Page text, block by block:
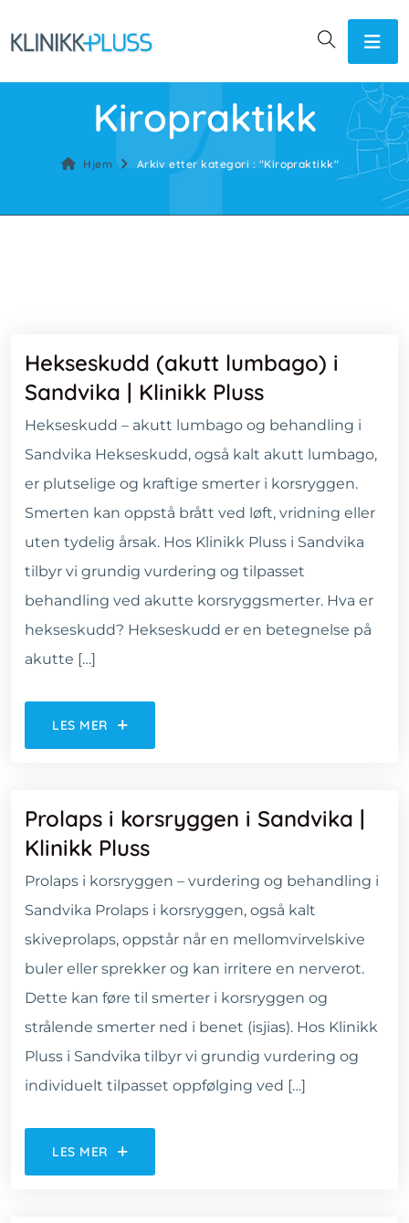
Kiropraktikk
Hjem Arkiv etter kategori : "Kiropraktikk"
Hekseskudd (akutt lumbago) i
Sandvika | Klinikk Pluss
Hekseskudd – akutt lumbago og behandling i
Sandvika Hekseskudd, også kalt akutt lumbago,
er plutselige og kraftige smerter i korsryggen.
Smerten kan oppstå brått ved løft, vridning eller
uten tydelig årsak. Hos Klinikk Pluss i Sandvika
tilbyr vi grundig vurdering og tilpasset
behandling ved akutte korsryggsmerter. Hva er
hekseskudd? Hekseskudd er en betegnelse på
akutte […]
LES MER
Prolaps i korsryggen i Sandvika |
Klinikk Pluss
Prolaps i korsryggen – vurdering og behandling i
Sandvika Prolaps i korsryggen, også kalt
skiveprolaps, oppstår når en mellomvirvelskive
buler eller sprekker og kan irritere en nerverot.
Dette kan føre til smerter i korsryggen og
strålende smerter ned i benet (isjias). Hos Klinikk
Pluss i Sandvika tilbyr vi grundig vurdering og
individuelt tilpasset oppfølging ved […]
LES MER